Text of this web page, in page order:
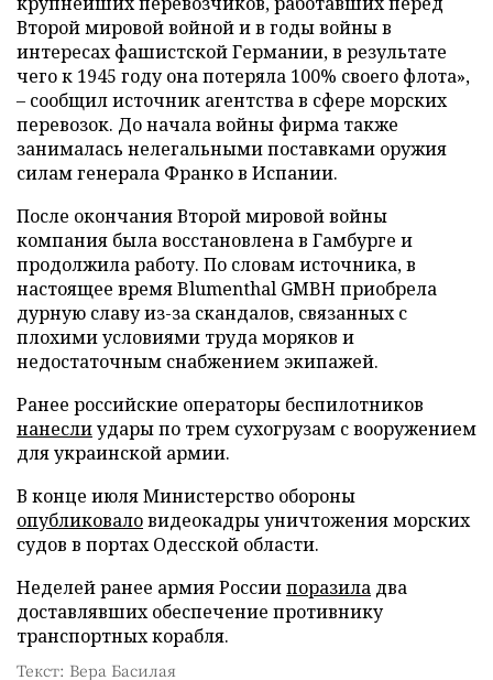
Второй мировой войной и в годы войны в
интересах фашистской Германии, в результате
чего к 1945 году она потеряла 100% своего флота»,
– сообщил источник агентства в сфере морских
перевозок. До начала войны фирма также
занималась нелегальными поставками оружия
силам генерала Франко в Испании.
После окончания Второй мировой войны
компания была восстановлена в Гамбурге и
продолжила работу. По словам источника, в
настоящее время Blumenthal GMBH приобрела
дурную славу из-за скандалов, связанных с
плохими условиями труда моряков и
недостаточным снабжением экипажей.
Ранее российские операторы беспилотников
нанеслиудары по трем сухогрузам с вооружением
для украинской армии.
В конце июля Министерство обороны
опубликоваловидеокадры уничтожения морских
судов в портах Одесской области.
Неделей ранее армия Россиипоразила два
доставлявших обеспечение противнику
транспортных корабля.
Текст: Вера Басилая